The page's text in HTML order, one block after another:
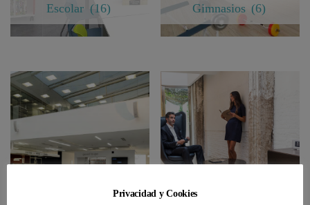
Escolar (16) Gimnasios (6)
Privacidad y Cookies